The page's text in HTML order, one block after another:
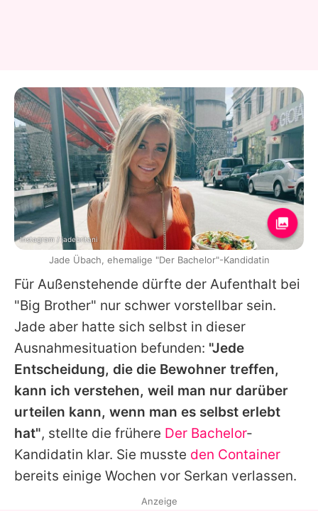
Für Außenstehende dürfte der Aufenthalt bei
"Big Brother" nur schwer vorstellbar sein.
Jade aber hatte sich selbst in dieser
Ausnahmesituation befunden: "Jede
Entscheidung, die die Bewohner treffen,
kann ich verstehen, weil man nur darüber
urteilen kann, wenn man es selbst erlebt
hat", stellte die frühere Der Bachelor-
Kandidatin klar. Sie musste den Container
bereits einige Wochen vor Serkan verlassen.
Instagram / jadebritani
Jade Übach, ehemalige "Der Bachelor"-Kandidatin
Anzeige